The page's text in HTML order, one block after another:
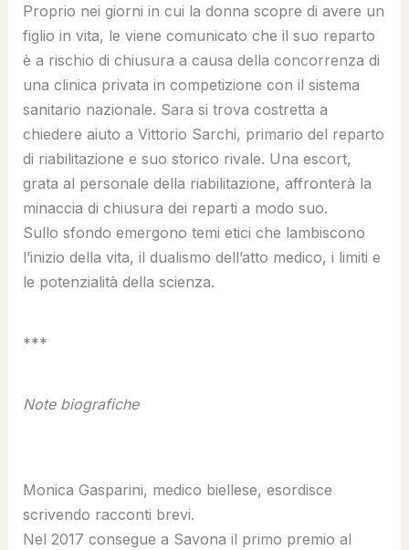
Proprio nei giorni in cui la donna scopre di avere un
figlio in vita, le viene comunicato che il suo reparto
è a rischio di chiusura a causa della concorrenza di
una clinica privata in competizione con il sistema
sanitario nazionale. Sara si trova costretta a
chiedere aiuto a Vittorio Sarchi, primario del reparto
di riabilitazione e suo storico rivale. Una escort,
grata al personale della riabilitazione, affronterà la
minaccia di chiusura dei reparti a modo suo.
Sullo sfondo emergono temi etici che lambiscono
l’inizio della vita, il dualismo dell’atto medico, i limiti e
le potenzialità della scienza.
***
Note biografiche
Monica Gasparini, medico biellese, esordisce
scrivendo racconti brevi.
Nel 2017 consegue a Savona il primo premio al